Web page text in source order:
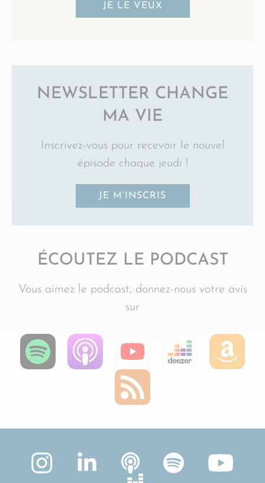
JE LE VEUX
NEWSLETTER CHANGE
MA VIE
Inscrivez-vous pour recevoir le nouvel
épisode chaque jeudi !
JE M’INSCRIS
ÉCOUTEZ LE PODCAST
Vous aimez le podcast, donnez-nous votre avis
sur